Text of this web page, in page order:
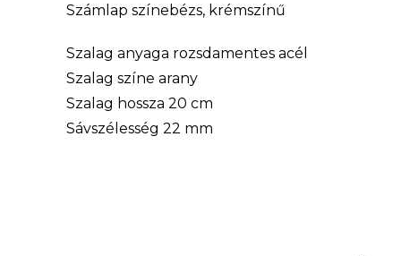
Számlap színebézs, krémszínű
Szalag anyaga rozsdamentes acél
Szalag színe arany
Szalag hossza 20 cm
Sávszélesség 22 mm